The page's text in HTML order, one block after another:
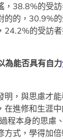
，38.8%的受
的的，30.9%
24.2%的受訪
為能否具有自力
明，與思慮才
在進修和生涯
程本身的思慮
方式，學得加